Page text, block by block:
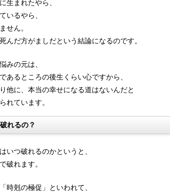
生まれたやら、
いるやら、
せん。
んだ方がましだという結論になるのです。
みの元は、
あるところの後生くらい心ですから、
他に、本当の幸せになる道はないんだと
れています。
れるの？
いつ破れるのかというと、
破れます。
時剋の極促」といわれて、